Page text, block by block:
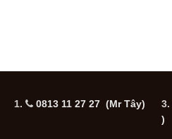
1. 0813 11 27 27 (Mr Tây) 3.
)